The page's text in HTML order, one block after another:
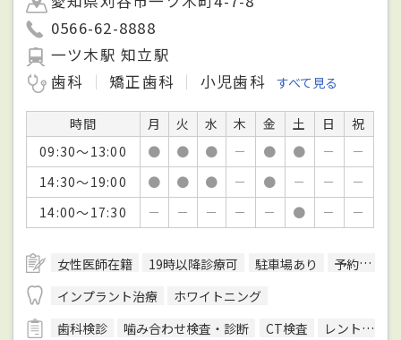
0566-62-8888
一ツ木駅 知立駅
歯科
矯正歯科 小児歯科 すべて見る
時間 月 火 水 木 金 土 日
祝
09:30～13:00
● ● ● － ● ● －
－
14:30～19:00
● ● ● － ● － －
－
14:00～17:30
－ － － － － ● － －
女性医師在籍 19時以降診療可 駐車場あり
予約可
インプラント治療
ホワイトニング
歯科検診
噛み合わせ検査・診断 CT検査 レントゲン検査